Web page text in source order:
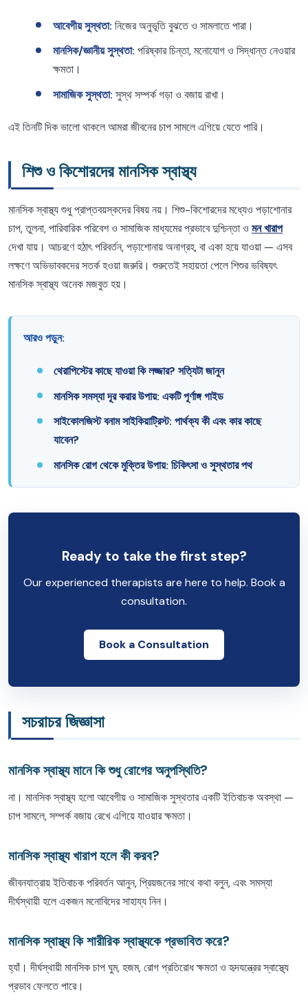
আবেগীয় সুস্থতা: নিজের অনুভূতি বুঝতে ও সামলাতে পারা।
মানসিক/জ্ঞানীয় সুস্থতা: পরিষ্কার চিন্তা, মনোযোগ ও সিদ্ধান্ত নেওয়ার
ক্ষমতা।
সামাজিক সুস্থতা: সুস্থ সম্পর্ক গড়া ও বজায় রাখা।
এই তিনটি দিক ভালো থাকলে আমরা জীবনের চাপ সামলে এগিয়ে যেতে পারি।
শিশু ও কিশোরদের মানসিক স্বাস্থ্য
মানসিক স্বাস্থ্য শুধু প্রাপ্তবয়স্কদের বিষয় নয়। শিশু-কিশোরদের মধ্যেও পড়াশোনার
চাপ, তুলনা, পারিবারিক পরিবেশ ও সামাজিক মাধ্যমের প্রভাবে দুশ্চিন্তা ও মন খারাপ
দেখা যায়। আচরণে হঠাৎ পরিবর্তন, পড়াশোনায় অনাগ্রহ, বা একা হয়ে যাওয়া — এসব
লক্ষণে অভিভাবকদের সতর্ক হওয়া জরুরি। শুরুতেই সহায়তা পেলে শিশুর ভবিষ্যৎ
মানসিক স্বাস্থ্য অনেক মজবুত হয়।
আরও পড়ুন:
থেরাপিস্টের কাছে যাওয়া কি লজ্জার? সত্যিটা জানুন
মানসিক সমস্যা দূর করার উপায়: একটি পূর্ণাঙ্গ গাইড
সাইকোলজিস্ট বনাম সাইকিয়াট্রিস্ট: পার্থক্য কী এবং কার কাছে
যাবেন?
মানসিক রোগ থেকে মুক্তির উপায়: চিকিৎসা ও সুস্থতার পথ
Ready to take the first step?
Our experienced therapists are here to help. Book a
consultation.
Book a Consultation
সচরাচর জিজ্ঞাসা
মানসিক স্বাস্থ্য মানে কি শুধু রোগের অনুপস্থিতি?
না। মানসিক স্বাস্থ্য হলো আবেগীয় ও সামাজিক সুস্থতার একটি ইতিবাচক অবস্থা —
চাপ সামলে, সম্পর্ক বজায় রেখে এগিয়ে যাওয়ার ক্ষমতা।
মানসিক স্বাস্থ্য খারাপ হলে কী করব?
জীবনযাত্রায় ইতিবাচক পরিবর্তন আনুন, প্রিয়জনের সাথে কথা বলুন, এবং সমস্যা
দীর্ঘস্থায়ী হলে একজন মনোবিদের সাহায্য নিন।
মানসিক স্বাস্থ্য কি শারীরিক স্বাস্থ্যকে প্রভাবিত করে?
হ্যাঁ। দীর্ঘস্থায়ী মানসিক চাপ ঘুম, হজম, রোগ প্রতিরোধ ক্ষমতা ও হৃদযন্ত্রের স্বাস্থ্যে
প্রভাব ফেলতে পারে।